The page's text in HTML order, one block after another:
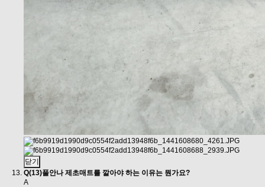
닫기
Q(13)풀안나 제초매트를 깔아야 하는 이유는 뭔가요?
A